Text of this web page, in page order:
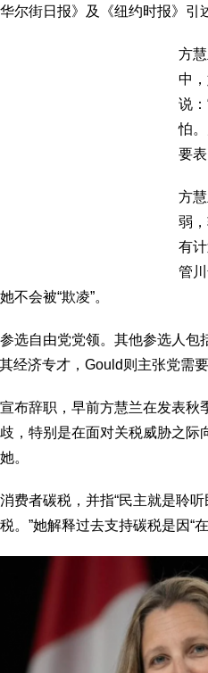
尔街日报》及《纽约时报》引
方
中
说
怕
要
方
弱
有
管
不会被“欺凌”。
选自由党党领。其他参选人
经济专才，Gould则主张党需要
布辞职，早前方慧兰在发表
，特别是在面对关税威胁之
。
费者碳税，并指“民主就是聆
。”她解释过去支持碳税是因“